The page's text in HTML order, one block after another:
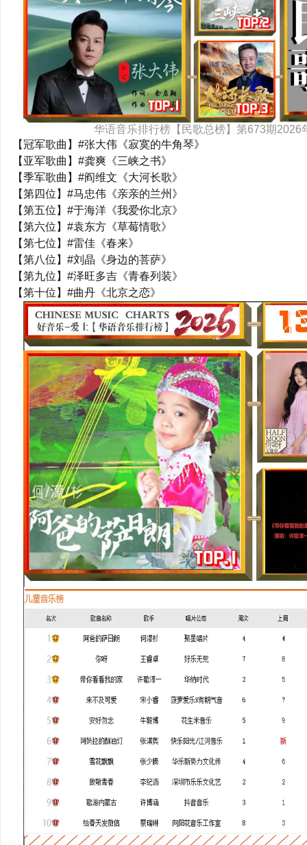
华语音乐排行榜【民歌总榜】第673期2026
【冠军歌曲】#张大伟《寂寞的牛角琴》
【亚军歌曲】#龚爽《三峡之书》
【季军歌曲】#阎维文《大河长歌》
【第四位】#马忠伟《亲亲的兰州》
【第五位】#于海洋《我爱你北京》
【第六位】#袁东方《草莓情歌》
【第七位】#雷佳《春来》
【第八位】#刘晶《身边的菩萨》
【第九位】#泽旺多吉《青春列装》
【第十位】#曲丹《北京之恋》